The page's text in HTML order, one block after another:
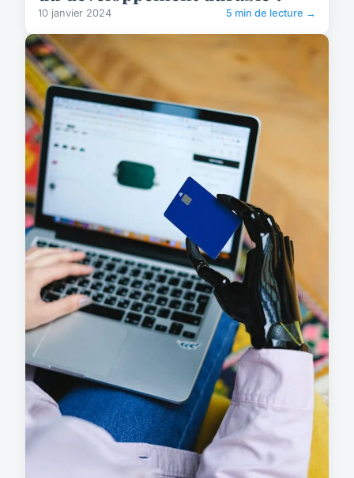
10 janvier 2024 5 min de lecture →